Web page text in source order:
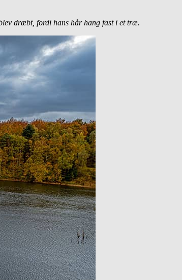
dræbt, fordi hans hår hang fast i et træ.